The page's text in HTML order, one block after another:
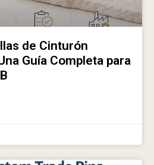
de Cinturón
Guía Completa para